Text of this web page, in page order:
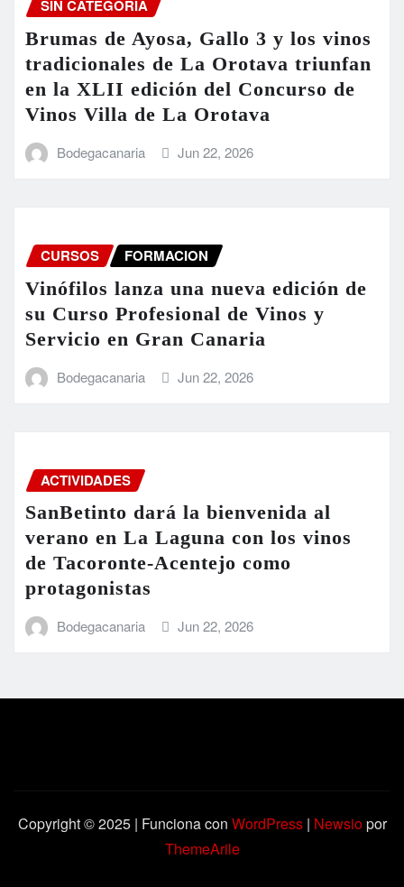
SIN CATEGORÍA
Brumas de Ayosa, Gallo 3 y los vinos
tradicionales de La Orotava triunfan
en la XLII edición del Concurso de
Vinos Villa de La Orotava
Bodegacanaria Jun 22, 2026
CURSOS FORMACION
Vinófilos lanza una nueva edición de
su Curso Profesional de Vinos y
Servicio en Gran Canaria
Bodegacanaria Jun 22, 2026
ACTIVIDADES
SanBetinto dará la bienvenida al
verano en La Laguna con los vinos
de Tacoronte-Acentejo como
protagonistas
Bodegacanaria Jun 22, 2026
Copyright © 2025 | Funciona con WordPress | Newsiopor
ThemeArile